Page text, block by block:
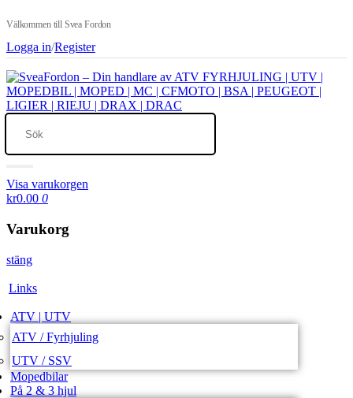
Välkommen till Svea Fordon
Logga in/Register
Visa varukorgen
kr0.00 0
Varukorg
stäng
Links
ATV | UTV
ATV / Fyrhjuling
UTV / SSV
Mopedbilar
På 2 & 3 hjul